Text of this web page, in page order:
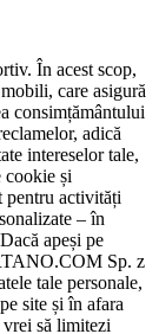
În acest scop,
care asigură
consimțământului
adică
intereselor tale,
cookie și
activități
– în
apeși pe
Sp. z
tale personale,
site și în afara
vrei să limitezi